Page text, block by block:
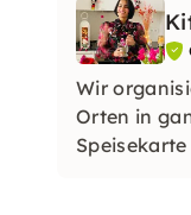
Wir
Orten in